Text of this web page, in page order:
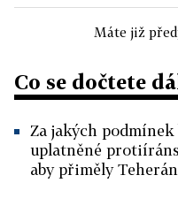
Máte již
Co se dočtete
Za jakých
uplatněné
aby přiměly